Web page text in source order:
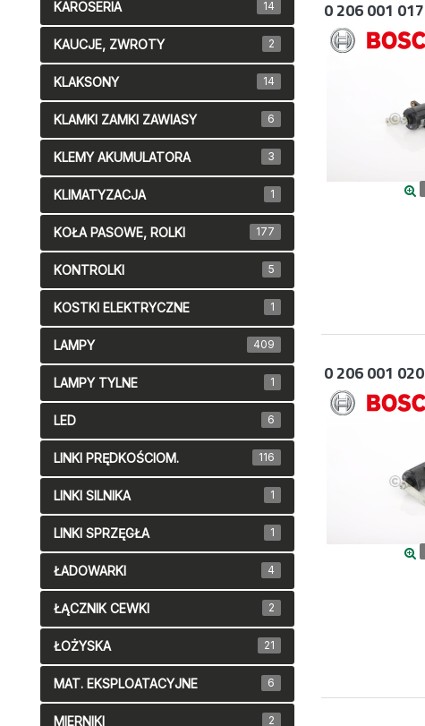
0 206 001 017
0 206 001 020
KAROSERIA 14
KAUCJE, ZWROTY 2
KLAKSONY 14
KLAMKI ZAMKI ZAWIASY 6
KLEMY AKUMULATORA 3
KLIMATYZACJA 1
KOŁA PASOWE, ROLKI 177
KONTROLKI 5
KOSTKI ELEKTRYCZNE 1
LAMPY 409
LAMPY TYLNE 1
LED 6
LINKI PRĘDKOŚCIOM. 116
LINKI SILNIKA 1
LINKI SPRZĘGŁA 1
ŁADOWARKI 4
ŁĄCZNIK CEWKI 2
ŁOŻYSKA 21
MAT. EKSPLOATACYJNE 6
MIERNIKI 2